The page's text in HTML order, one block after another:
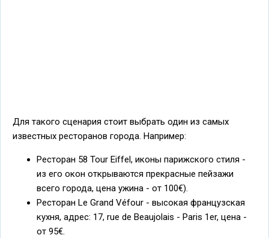
Для такого сценария стоит выбрать один из самых
известных ресторанов города. Например:
Ресторан 58 Tour Eiffel, иконы парижского стиля -
из его окон открываются прекраcные пейзажи
всего города, цена ужина - от 100€).
Ресторан Le Grand Véfour - высокая французская
кухня, адрес: 17, rue de Beaujolais - Paris 1er, цена -
от 95€.